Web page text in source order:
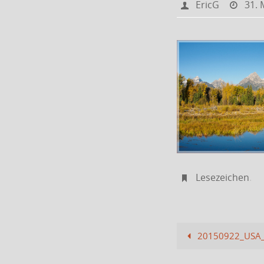
EricG 31.
Lesezeichen.